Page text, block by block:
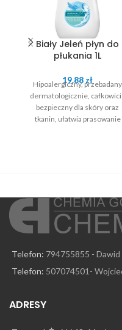
Biały Jeleń płyn do
płukania 1L
19.88 zł
Hipoalergiczny, przebadany
dermatologicznie,
bezpieczny dla skóry oraz
tkanin, ułatwia prasowanie
Telefon: 794755855 - Dawid
Telefon: 507074501-
ADRESY